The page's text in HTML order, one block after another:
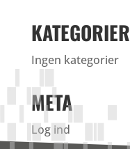
KATEGORIER
Ingen kategorier
META
Log ind